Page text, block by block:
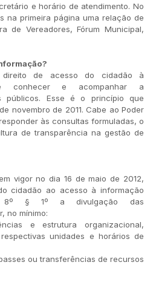
e horário de atendimento. No
na primeira página uma relação de
de Vereadores, Fórum Municipal,
de acesso do cidadão à
conhecer e acompanhar a
públicos. Esse é o princípio que
novembro de 2011. Cabe ao Poder
às consultas formuladas, o
de transparência na gestão de
vigor no dia 16 de maio de 2012,
cidadão ao acesso à informação
8º § 1º a divulgação das
no mínimo:
e estrutura organizacional,
unidades e horários de
ou transferências de recursos